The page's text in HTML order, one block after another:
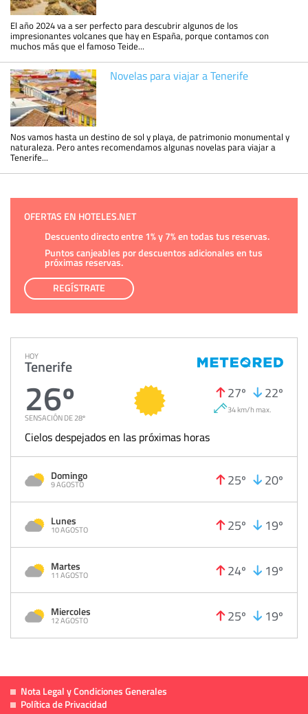
El año 2024 va a ser perfecto para descubrir algunos de los
impresionantes volcanes que hay en España, porque contamos con
muchos más que el famoso Teide...
Novelas para viajar a Tenerife
Nos vamos hasta un destino de sol y playa, de patrimonio monumental y
naturaleza. Pero antes recomendamos algunas novelas para viajar a
Tenerife...
OFERTAS EN HOTELES.NET
Descuento directo entre 1% y 7% en todas tus reservas.
Puntos canjeables por descuentos adicionales en tus
próximas reservas.
REGÍSTRATE
HOY
Tenerife
26º
SENSACIÓN DE 28º
27º 22º
34 km/h max.
Cielos despejados en las próximas horas
Domingo
9 AGOSTO 25º 20º
Lunes
10 AGOSTO 25º 19º
Martes
11 AGOSTO 24º 19º
Miercoles
12 AGOSTO 25º 19º
Nota Legal y Condiciones Generales
Política de Privacidad